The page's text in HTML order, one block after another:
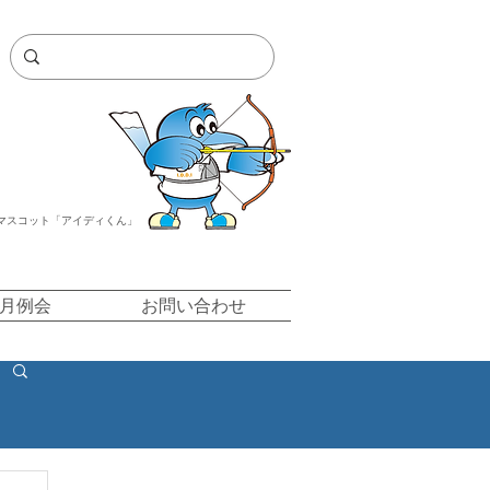
コット「アイディくん」
例会 お問い合わせ